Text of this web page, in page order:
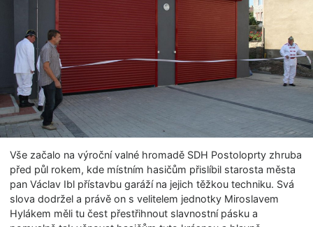
Vše začalo na výroční valné hromadě SDH Postoloprty zhruba
před půl rokem, kde místním hasičům přislíbil starosta města
pan Václav Ibl přístavbu garáží na jejich těžkou techniku. Svá
slova dodržel a právě on s velitelem jednotky Miroslavem
Hylákem měli tu čest přestřihnout slavnostní pásku a